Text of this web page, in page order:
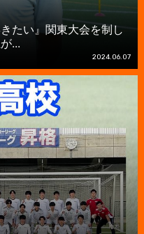
たい』関東大会を制し
...
2024.06.07